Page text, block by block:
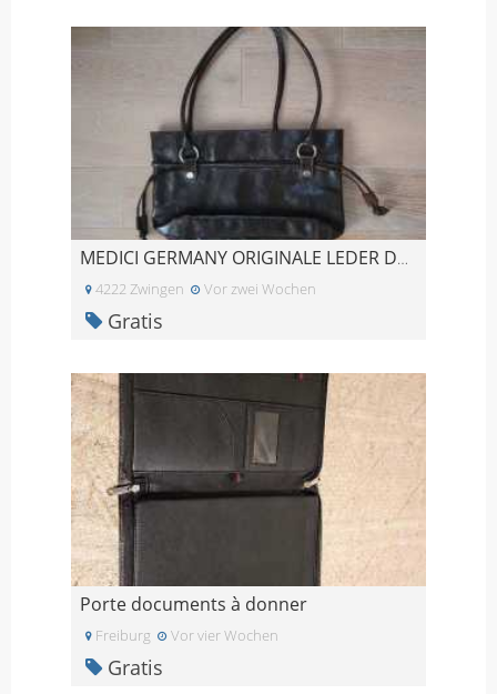
MEDICI GERMANY ORIGINALE LEDER DAMENHANDTASCHE ERS
4222 Zwingen Vor zwei Wochen
Gratis
Porte documents à donner
Freiburg Vor vier Wochen
Gratis